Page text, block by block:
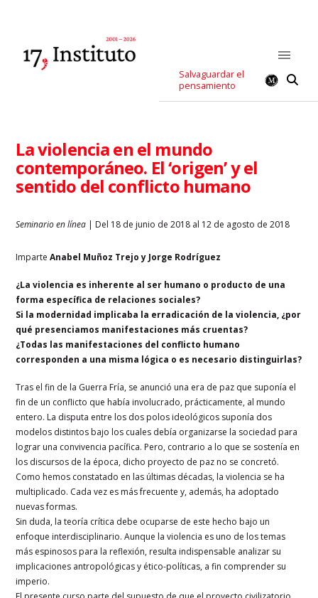
Salvaguardar el
pensamiento
La violencia en el mundo
contemporáneo. El ‘origen’ y el
sentido del conflicto humano
Seminario en línea | Del 18 de junio de 2018 al 12 de agosto de 2018
ImparteAnabel Muñoz Trejo y Jorge Rodríguez
¿La violencia es inherente al ser humano o producto de una
forma específica de relaciones sociales?
Si la modernidad implicaba la erradicación de la violencia, ¿por
qué presenciamos manifestaciones más cruentas?
¿Todas las manifestaciones del conflicto humano
corresponden a una misma lógica o es necesario distinguirlas?
Tras el fin de la Guerra Fría, se anunció una era de paz que suponía el
fin de un conflicto que había involucrado, prácticamente, al mundo
entero. La disputa entre los dos polos ideológicos suponía dos
modelos distintos bajo los cuales debía organizarse la sociedad para
lograr una convivencia pacífica. Pero, contrario a lo que se sostenía en
los discursos de la época, dicho proyecto de paz no se concretó.
Como hemos constatado en las últimas décadas, la violencia se ha
multiplicado. Cada vez es más frecuente y, además, ha adoptado
nuevas formas.
Sin duda, la teoría crítica debe ocuparse de este hecho bajo un
enfoque interdisciplinario. Aunque la violencia es uno de los temas
más espinosos para la reflexión, resulta indispensable analizar su
implicaciones antropológicas y ético-políticas, a fin comprender su
imperio.